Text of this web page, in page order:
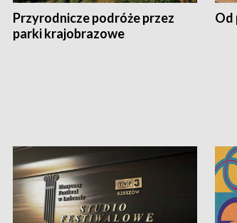
Przyrodnicze podróże przez
parki krajobrazowe
Od